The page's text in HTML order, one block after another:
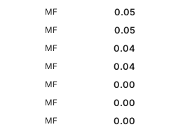
MF
0.05
MF
0.05
MF
0.04
MF
0.04
MF
0.00
MF
0.00
MF
0.00